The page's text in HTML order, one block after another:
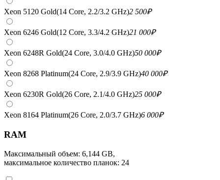
Xeon 5120 Gold(14 Core, 2.2/3.2 GHz)2 500₽
Xeon 6246 Gold(12 Core, 3.3/4.2 GHz)21 000₽
Xeon 6248R Gold(24 Core, 3.0/4.0 GHz)50 000₽
Xeon 8268 Platinum(24 Core, 2.9/3.9 GHz)40 000₽
Xeon 6230R Gold(26 Core, 2.1/4.0 GHz)25 000₽
Xeon 8164 Platinum(26 Core, 2.0/3.7 GHz)6 000₽
RAM
Максимальный объем: 6,144 GB,
максимальное количество планок: 24